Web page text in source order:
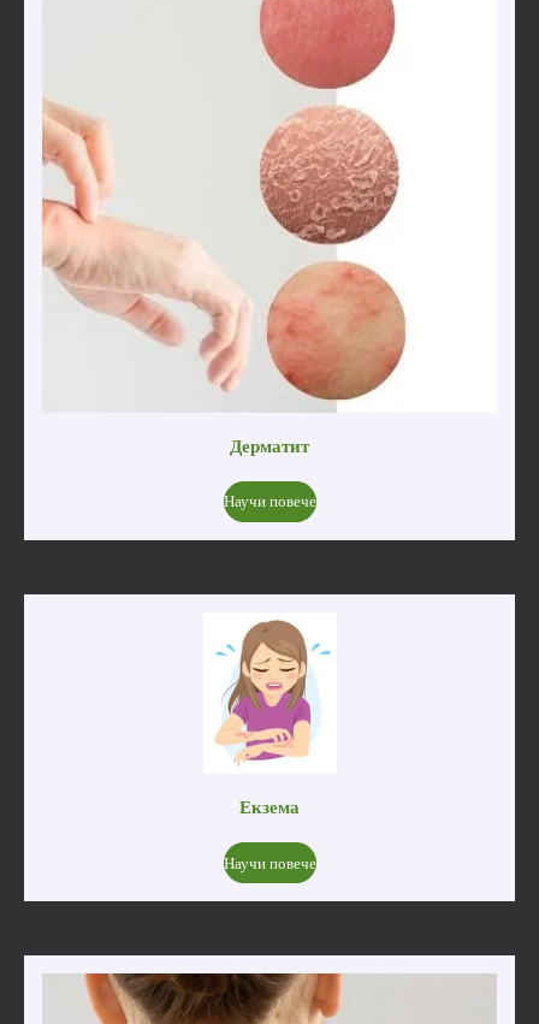
Дерматит
Научи повече
Екзема
Научи повече